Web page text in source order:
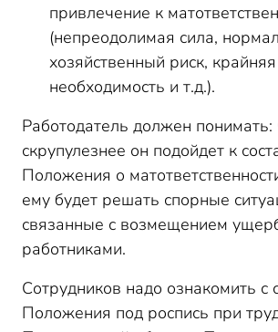
привлечение к
(непреодолимая сила,
хозяйственный риск, крайняя
необходимость и т.д.).
Работодатель должен понимать:
скрупулезнее он подойдет к
Положения о
ему будет решать спорные
связанные с возмещением
работниками.
Сотрудников надо ознакомить
Положения под роспись при